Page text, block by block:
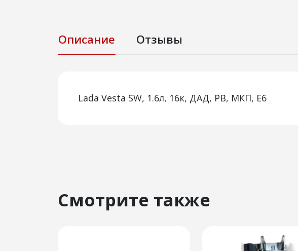
Описание Отзывы
Lada Vesta SW, 1.6л, 16к, ДАД, РВ, МКП, E6
Смотрите также